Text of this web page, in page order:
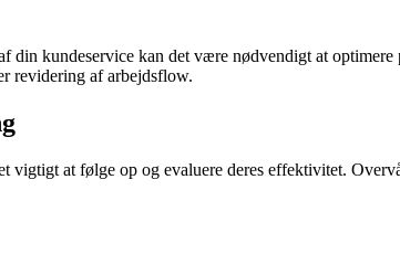
din kundeservice kan det være nødvendigt at
revidering af arbejdsflow.
vigtigt at følge op og evaluere deres effektivitet.